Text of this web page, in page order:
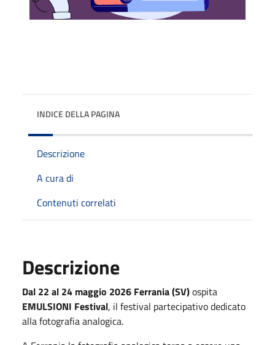
INDICE DELLA PAGINA
Descrizione
A cura di
Contenuti correlati
Descrizione
Dal 22 al 24 maggio 2026 Ferrania (SV)ospita
EMULSIONI Festival, il festival partecipativo dedicato
alla fotografia analogica.